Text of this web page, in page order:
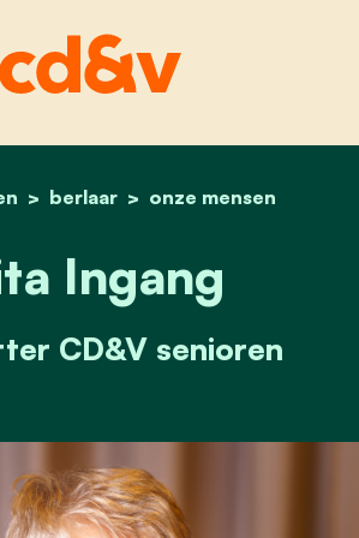
home
berlaar onze mensen
rita ingang
Ingang
CD&V senioren